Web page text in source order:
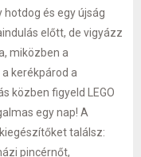
és egy újság
előtt, de vigyázz
miközben a
kerékpárod a
közben figyeld LEGO
egy nap! A
találsz:
pincérnőt,